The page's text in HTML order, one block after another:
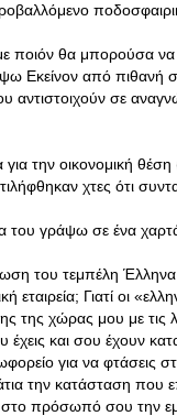
ποιόν θα μπορούσα
Εκείνον από πιθανή
αντιστοιχούν σε
για την οικονομική
χτες ότι
του γράψω σε ένα
του τεμπέλη
Γιατί οι
της χώρας μου με τις
και σου έχουν
για να φτάσεις
την κατάσταση που
στο πρόσωπό σου την